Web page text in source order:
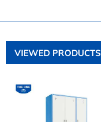
VIEWED PRODUCTS